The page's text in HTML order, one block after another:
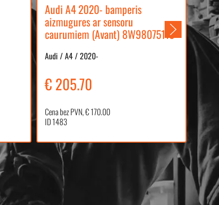
Audi A4 2020- bamperis
aizmugures ar sensoru
caurumiem (Avant) 8W9807511S
Audi / A4 / 2020-
€ 205.70
Cena bez PVN, € 170.00
ID 1483
ID